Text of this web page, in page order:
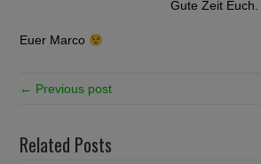
Gute Zeit Euch.
Euer Marco
← Previous post
Related Posts